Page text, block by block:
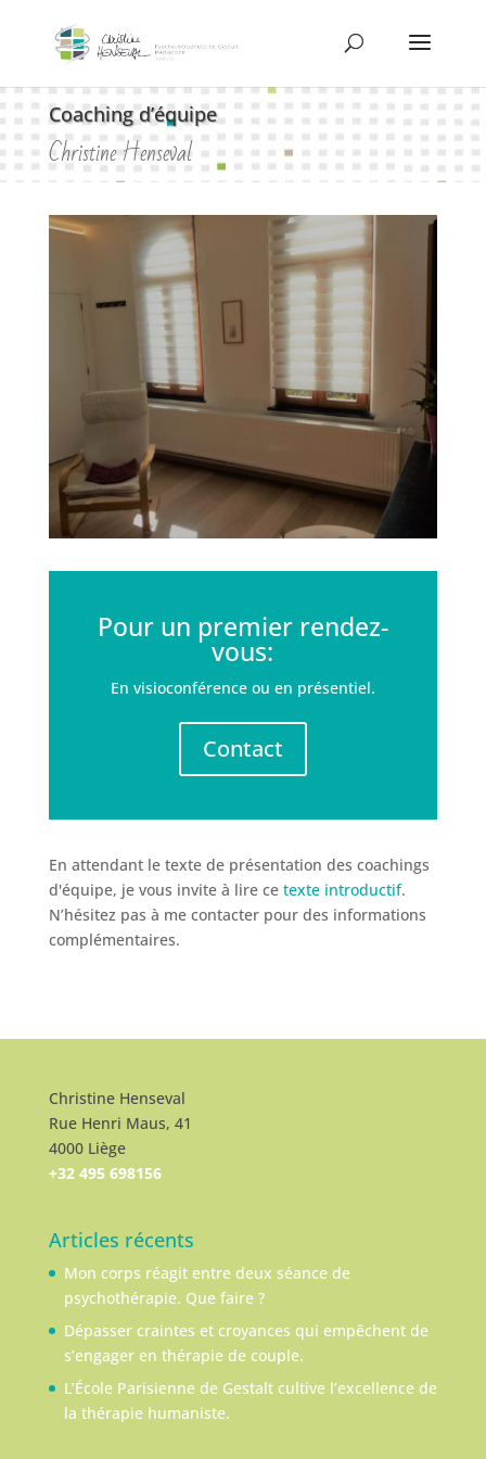
Coaching d’équipe
Christine Henseval
Pour un premier rendez-
vous:
En visioconférence ou en présentiel.
Contact
En attendant le texte de présentation des coachings
d'équipe, je vous invite à lire ce texte introductif.
N’hésitez pas à me contacter pour des informations
complémentaires.
Christine Henseval
Rue Henri Maus, 41
4000 Liège
+32 495 698156
Articles récents
Mon corps réagit entre deux séance de
psychothérapie. Que faire ?
Dépasser craintes et croyances qui empêchent de
s’engager en thérapie de couple.
L’École Parisienne de Gestalt cultive l’excellence de
la thérapie humaniste.